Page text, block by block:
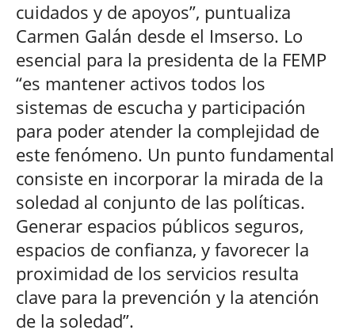
cuidados y de apoyos”, puntualiza
Carmen Galán desde el Imserso. Lo
esencial para la presidenta de la FEMP
“es mantener activos todos los
sistemas de escucha y participación
para poder atender la complejidad de
este fenómeno. Un punto fundamental
consiste en incorporar la mirada de la
soledad al conjunto de las políticas.
Generar espacios públicos seguros,
espacios de confianza, y favorecer la
proximidad de los servicios resulta
clave para la prevención y la atención
de la soledad”.